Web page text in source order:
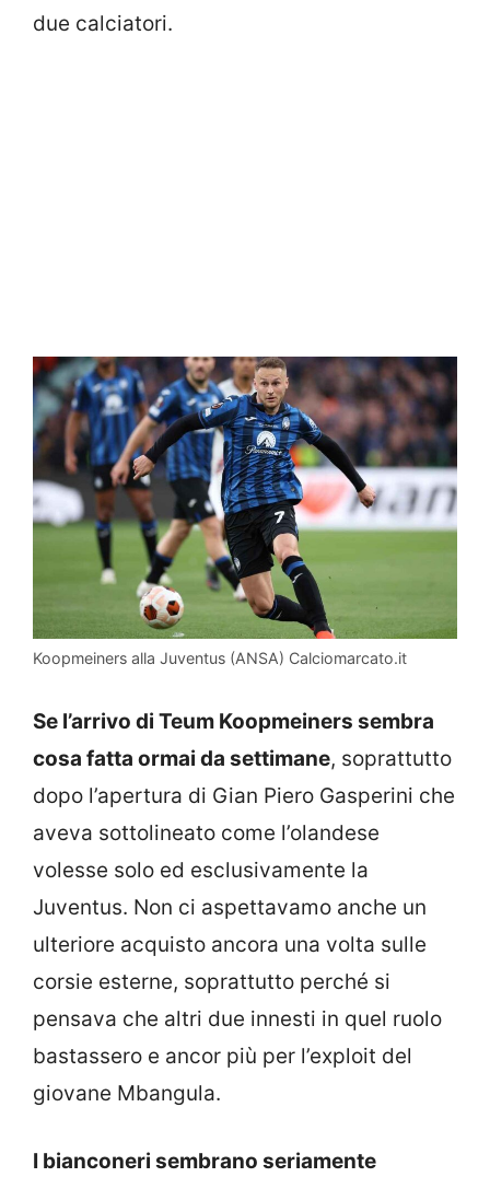
due calciatori.
Koopmeiners alla Juventus (ANSA) Calciomarcato.it
Se l’arrivo di Teum Koopmeiners sembra
cosa fatta ormai da settimane, soprattutto
dopo l’apertura di Gian Piero Gasperini che
aveva sottolineato come l’olandese
volesse solo ed esclusivamente la
Juventus. Non ci aspettavamo anche un
ulteriore acquisto ancora una volta sulle
corsie esterne, soprattutto perché si
pensava che altri due innesti in quel ruolo
bastassero e ancor più per l’exploit del
giovane Mbangula.
I bianconeri sembrano seriamente